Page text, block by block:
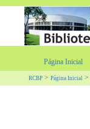
Página Inicial
RCBP > Página Inicial >